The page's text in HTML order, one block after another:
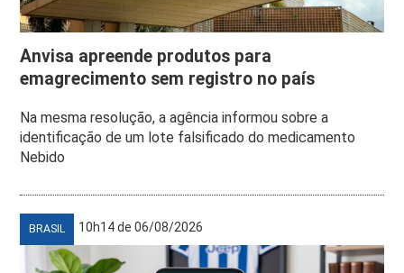
Anvisa apreende produtos para
emagrecimento sem registro no país
Na mesma resolução, a agência informou sobre a
identificação de um lote falsificado do medicamento
Nebido
BRASIL 10h14 de 06/08/2026